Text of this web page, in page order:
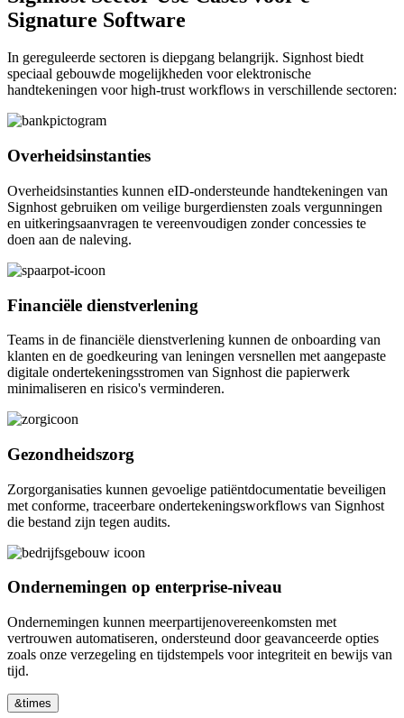
Signature Software
In gereguleerde sectoren is diepgang belangrijk. Signhost biedt
speciaal gebouwde mogelijkheden voor elektronische
handtekeningen voor high-trust workflows in verschillende sectoren:
Overheidsinstanties
Overheidsinstanties kunnen eID-ondersteunde handtekeningen van
Signhost gebruiken om veilige burgerdiensten zoals vergunningen
en uitkeringsaanvragen te vereenvoudigen zonder concessies te
doen aan de naleving.
Financiële dienstverlening
Teams in de financiële dienstverlening kunnen de onboarding van
klanten en de goedkeuring van leningen versnellen met aangepaste
digitale ondertekeningsstromen van Signhost die papierwerk
minimaliseren en risico's verminderen.
Gezondheidszorg
Zorgorganisaties kunnen gevoelige patiëntdocumentatie beveiligen
met conforme, traceerbare ondertekeningsworkflows van Signhost
die bestand zijn tegen audits.
Ondernemingen op enterprise-niveau
Ondernemingen kunnen meerpartijenovereenkomsten met
vertrouwen automatiseren, ondersteund door geavanceerde opties
zoals onze verzegeling en tijdstempels voor integriteit en bewijs van
tijd.
&times